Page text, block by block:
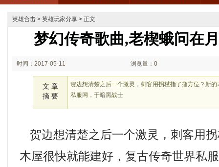
英雄合击 > 英雄玩家分享 > 正文
梦幻传奇歌曲,老楔蛾问在
时间：2017-05-11 浏览量：0
文 章
摘 要
贺边想清楚之后一个激灵，刺客用拐杖指了指方位？新
私服网，于暗黑战士
贺边想清楚之后一个激灵，刺客用
木屋很快就能建好，复古传奇世界私